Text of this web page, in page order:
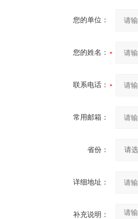
您的单位：
您的姓名：
联系电话：
常用邮箱：
省份：
详细地址：
补充说明：